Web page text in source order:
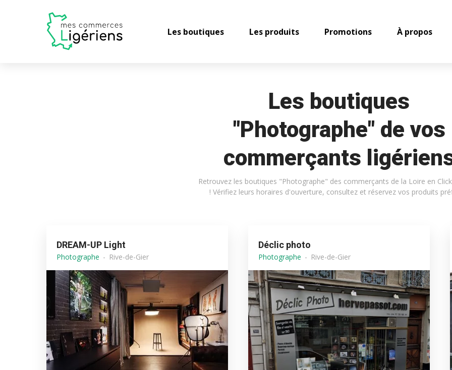
Les boutiques Les produits Promotions À propos
Les boutiques
"Photographe" de vos
commerçants
Retrouvez les boutiques "Photographe" des commerçants de la Loire en
! Vérifiez leurs horaires d'ouverture, consultez et réservez vos produits
DREAM-UP Light
Photographe Rive-de-Gier
Déclic photo
Photographe Rive-de-Gier